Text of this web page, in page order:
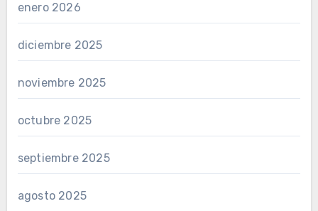
enero 2026
diciembre 2025
noviembre 2025
octubre 2025
septiembre 2025
agosto 2025